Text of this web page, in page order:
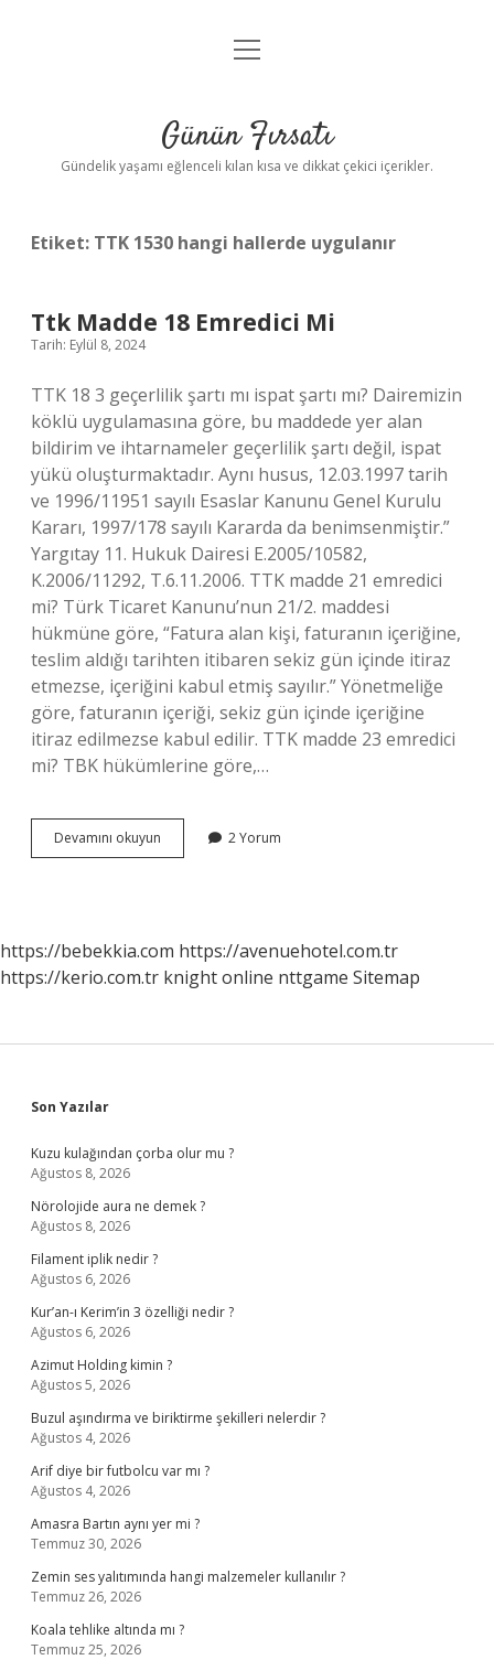
Anasayfa
Yasal Uyarı
menüyü
Günün Fırsatı
Gündelik yaşamı eğlenceli kılan kısa ve dikkat çekici içerikler.
Etiket: TTK 1530 hangi hallerde uygulanır
Ttk Madde 18 Emredici Mi
Tarih: Eylül 8, 2024
TTK 18 3 geçerlilik şartı mı ispat şartı mı? Dairemizin
köklü uygulamasına göre, bu maddede yer alan
bildirim ve ihtarnameler geçerlilik şartı değil, ispat
yükü oluşturmaktadır. Aynı husus, 12.03.1997 tarih
ve 1996/11951 sayılı Esaslar Kanunu Genel Kurulu
Kararı, 1997/178 sayılı Kararda da benimsenmiştir.”
Yargıtay 11. Hukuk Dairesi E.2005/10582,
K.2006/11292, T.6.11.2006. TTK madde 21 emredici
mi? Türk Ticaret Kanunu’nun 21/2. maddesi
hükmüne göre, “Fatura alan kişi, faturanın içeriğine,
teslim aldığı tarihten itibaren sekiz gün içinde itiraz
etmezse, içeriğini kabul etmiş sayılır.” Yönetmeliğe
göre, faturanın içeriği, sekiz gün içinde içeriğine
itiraz edilmezse kabul edilir. TTK madde 23 emredici
mi? TBK hükümlerine göre,…
Devamını okuyun
Madde
2 Yorum
https://bebekkia.com https://avenuehotel.com.tr
https://kerio.com.tr knight online nttgame Sitemap
Sidebar
Son Yazılar
Kuzu kulağından çorba olur mu ?
Ağustos 8, 2026
Nörolojide aura ne demek ?
Ağustos 8, 2026
Filament iplik nedir ?
Ağustos 6, 2026
Kur’an-ı Kerim’in 3 özelliği nedir ?
Ağustos 6, 2026
Azimut Holding kimin ?
Ağustos 5, 2026
Buzul aşındırma ve biriktirme şekilleri nelerdir ?
Ağustos 4, 2026
Arif diye bir futbolcu var mı ?
Ağustos 4, 2026
Amasra Bartın aynı yer mi ?
Temmuz 30, 2026
Zemin ses yalıtımında hangi malzemeler kullanılır ?
Temmuz 26, 2026
Koala tehlike altında mı ?
Temmuz 25, 2026